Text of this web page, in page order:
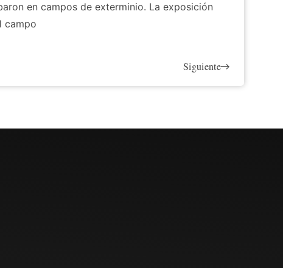
en campos de exterminio. La exposición
campo
Siguiente